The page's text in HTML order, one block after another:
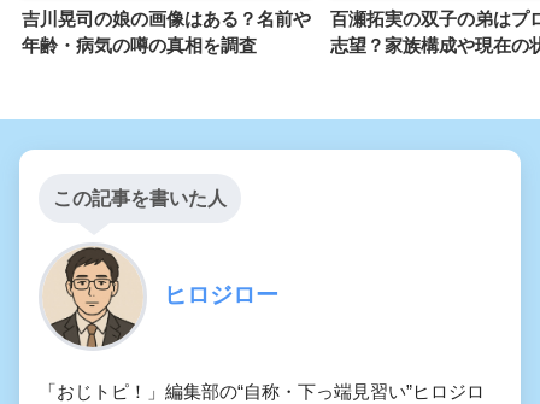
吉川晃司の娘の画像はある？名前や
年齢・病気の噂の真相を調査
百瀬拓実の双子の弟はプ
志望？家族構成や現在の
この記事を書いた人
ヒロジロー
「おじトピ！」編集部の“自称・下っ端見習い”ヒロジロ